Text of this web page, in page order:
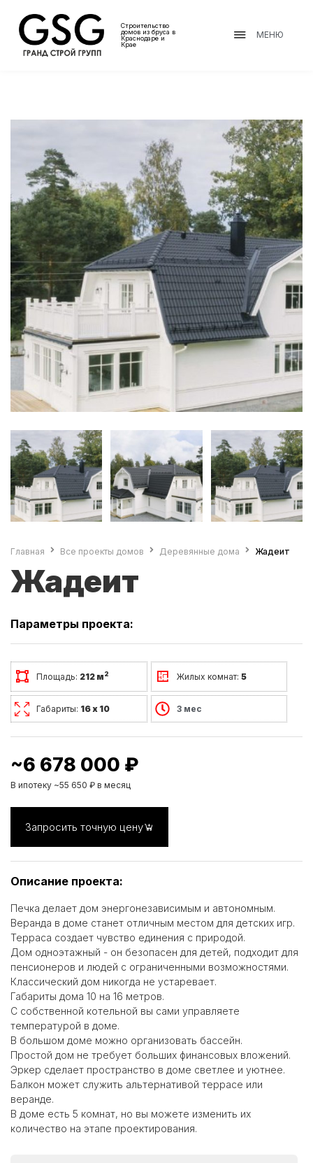
Строительство
домов из бруса в
Краснодаре и
Крае
МЕНЮ
Главная Все проекты домов Деревянные дома Жадеит
Жадеит
Параметры проекта:
Площадь: 212 м2 Жилых комнат: 5
Габариты: 16 х 10 3 мес
~6 678 000 ₽
В ипотеку ~55 650 ₽ в месяц
Запросить точную цену
Описание проекта:
Печка делает дом энергонезависимым и автономным.
Веранда в доме станет отличным местом для детских игр.
Терраса создает чувство единения с природой.
Дом одноэтажный - он безопасен для детей, подходит для
пенсионеров и людей с ограниченными возможностями.
Классический дом никогда не устаревает.
Габариты дома 10 на 16 метров.
С собственной котельной вы сами управляете
температурой в доме.
В большом доме можно организовать бассейн.
Простой дом не требует больших финансовых вложений.
Эркер сделает пространство в доме светлее и уютнее.
Балкон может служить альтернативой террасе или
веранде.
В доме есть 5 комнат, но вы можете изменить их
количество на этапе проектирования.